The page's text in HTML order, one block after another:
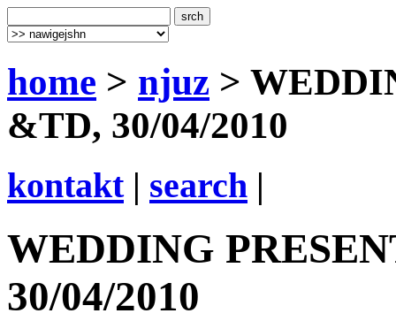
home > njuz >
&TD, 30/04/2010
kontakt| search |
WEDDING
30/04/2010